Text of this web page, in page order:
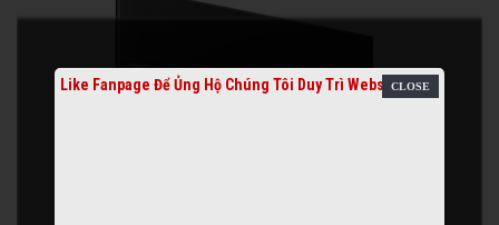
Like Fanpage Để Ủng Hộ Chúng Tôi Duy Trì Website